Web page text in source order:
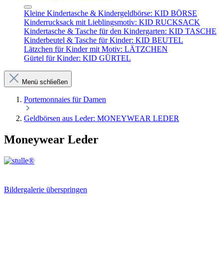
Kleine Kindertasche & Kindergeldbörse: KID BÖRSE
Kinderrucksack mit Lieblingsmotiv: KID RUCKSACK
Kindertasche & Tasche für den Kindergarten: KID TASCHE
Kinderbeutel & Tasche für Kinder: KID BEUTEL
Lätzchen für Kinder mit Motiv: LÄTZCHEN
Gürtel für Kinder: KID GÜRTEL
Menü schließen
Portemonnaies für Damen
Geldbörsen aus Leder: MONEYWEAR LEDER
Moneywear Leder
Bildergalerie überspringen